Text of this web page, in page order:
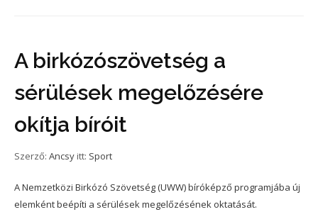
A birkózószövetség a
sérülések megelőzésére
okítja bíróit
Szerző: Ancsy itt: Sport
A Nemzetközi Birkózó Szövetség (UWW) bíróképző programjába új
elemként beépíti a sérülések megelőzésének oktatását.